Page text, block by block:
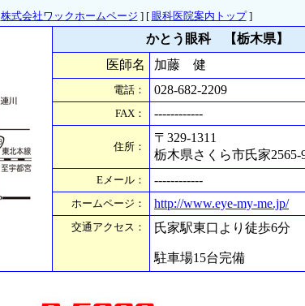
株式会社ワックホームページ ] [ 眼科医院案内トップ]
かとう眼科 【栃木県】
医師名
加藤 健
電話： 028-682-2209
FAX： ------------
住所：
〒329-1311
栃木県さくら市氏家2565-
Eメール： ------------
ホームページ： http://www.eye-my-me.jp/
交通アクセス： 氏家駅東口より徒歩6分
駐車場15台完備